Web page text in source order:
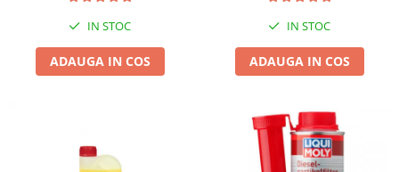
IN STOC
ADAUGA IN COS
IN STOC
ADAUGA IN COS